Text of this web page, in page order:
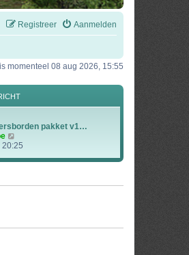
Aanmelden
Registreer
momenteel 08 aug 2026, 15:55
pakket v1…
e
i
s